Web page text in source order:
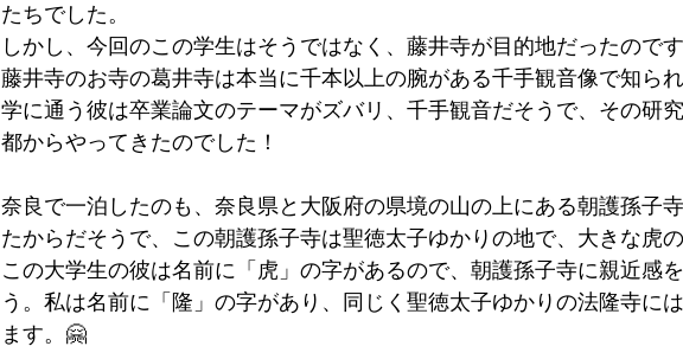
たちでした。
しかし、今回のこの学生はそうではなく、藤井寺が目的地だったのです
藤井寺のお寺の葛井寺は本当に千本以上の腕がある千手観音像で知ら
学に通う彼は卒業論文のテーマがズバリ、千手観音だそうで、その研
都からやってきたのでした！
奈良で一泊したのも、奈良県と大阪府の県境の山の上にある朝護孫子
たからだそうで、この朝護孫子寺は聖徳太子ゆかりの地で、大きな虎
この大学生の彼は名前に「虎」の字があるので、朝護孫子寺に親近感
う。私は名前に「隆」の字があり、同じく聖徳太子ゆかりの法隆寺に
ます。🤗